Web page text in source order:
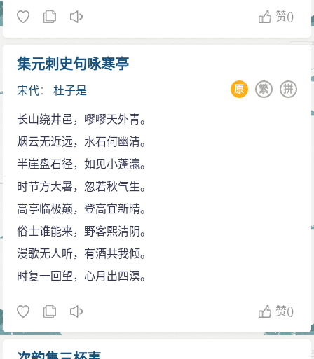
赞()
集元刺史句咏寒亭
宋代：杜子是 拼
繁
原
长山绕井邑，嘐嘐天外青。
烟云无近远，水石何幽清。
半崖盘石径，如见小蓬瀛。
时节方大暑，忽若秋气生。
高亭临极巅，登高宜新晴。
俗士谁能来，野客熙清阴。
漫歌无人听，有酒共我倾。
时复一回望，心月出四溟。
赞()